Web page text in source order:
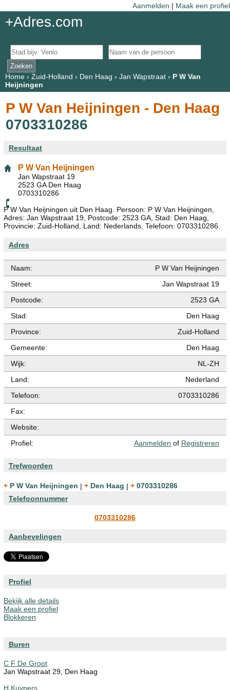
Aanmelden | Maak een profiel
+Adres.com
Home› Zuid-Holland › Den Haag › Jan Wapstraat› P W Van
Heijningen
P W Van Heijningen - Den Haag
0703310286
Resultaat
P W Van Heijningen
Jan Wapstraat 19
2523 GA Den Haag
0703310286
P W Van Heijningen uit Den Haag. Persoon: P W Van Heijningen,
Adres: Jan Wapstraat 19, Postcode: 2523 GA, Stad: Den Haag,
Provincie: Zuid-Holland, Land: Nederlands, Telefoon: 0703310286.
Adres
Naam:
P W Van Heijningen
Street:
Jan Wapstraat 19
Postcode:
2523 GA
Stad:
Den Haag
Province:
Zuid-Holland
Gemeente:
Den Haag
Wijk:
NL-ZH
Land:
Nederland
Telefoon:
0703310286
Fax:
Website:
Profiel:
Aanmelden of Registreren
Trefwoorden
+ P W Van Heijningen | + Den Haag |
+ 0703310286
Telefoonnummer
0703310286
Aanbevelingen
Profiel
Bekijk alle details
Maak een profiel
Blokkeren
Buren
C F De Groot
Jan Wapstraat 29, Den Haag
H Kuypers